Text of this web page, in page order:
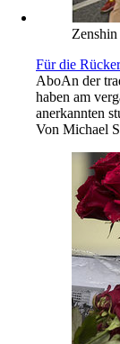
Zenshin
Für die
AboAn der
haben am
anerkannten
Von Michael